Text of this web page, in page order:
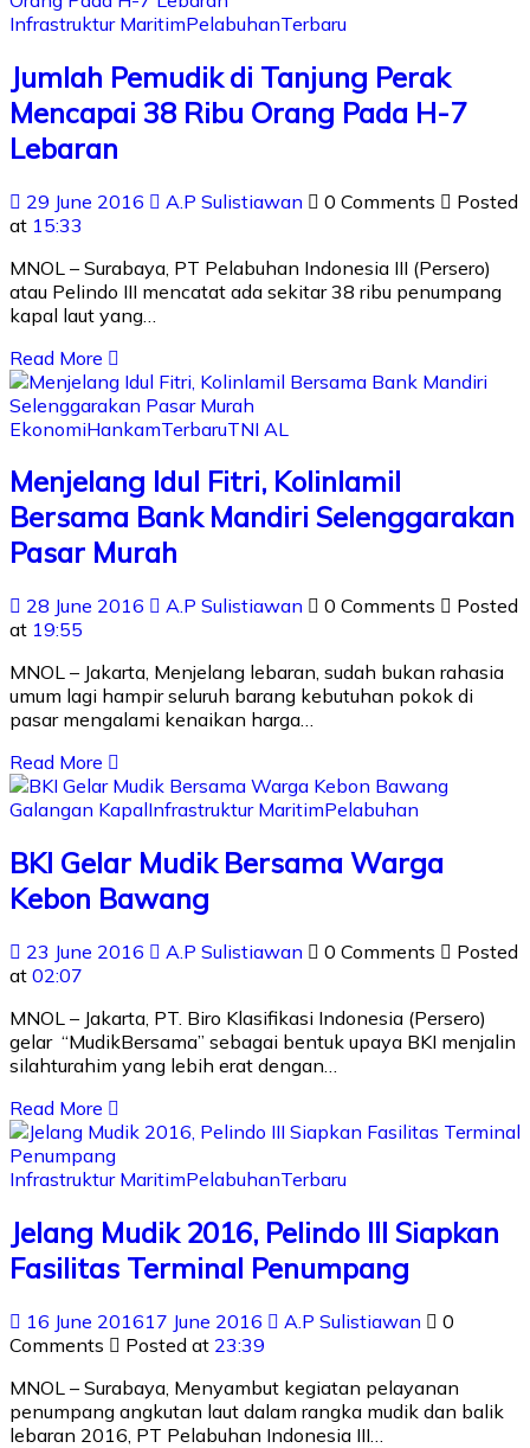
Infrastruktur MaritimPelabuhanTerbaru
Jumlah Pemudik di Tanjung Perak
Mencapai 38 Ribu Orang Pada H-7
Lebaran
29 June 2016 A.P Sulistiawan 0 Comments
Posted
at 15:33
MNOL – Surabaya, PT Pelabuhan Indonesia III (Persero)
atau Pelindo III mencatat ada sekitar 38 ribu penumpang
kapal laut yang…
Read More
EkonomiHankamTerbaruTNI AL
Menjelang Idul Fitri, Kolinlamil
Bersama Bank Mandiri Selenggarakan
Pasar Murah
28 June 2016 A.P Sulistiawan 0 Comments
Posted
at 19:55
MNOL – Jakarta, Menjelang lebaran, sudah bukan rahasia
umum lagi hampir seluruh barang kebutuhan pokok di
pasar mengalami kenaikan harga…
Read More
Galangan KapalInfrastruktur MaritimPelabuhan
BKI Gelar Mudik Bersama Warga
Kebon Bawang
23 June 2016 A.P Sulistiawan 0 Comments
Posted
at 02:07
MNOL – Jakarta, PT. Biro Klasifikasi Indonesia (Persero)
gelar “MudikBersama” sebagai bentuk upaya BKI menjalin
silahturahim yang lebih erat dengan…
Read More
Infrastruktur MaritimPelabuhanTerbaru
Jelang Mudik 2016, Pelindo III Siapkan
Fasilitas Terminal Penumpang
16 June 201617 June 2016 A.P Sulistiawan
0
Comments
Posted at 23:39
MNOL – Surabaya, Menyambut kegiatan pelayanan
penumpang angkutan laut dalam rangka mudik dan balik
lebaran 2016, PT Pelabuhan Indonesia III…